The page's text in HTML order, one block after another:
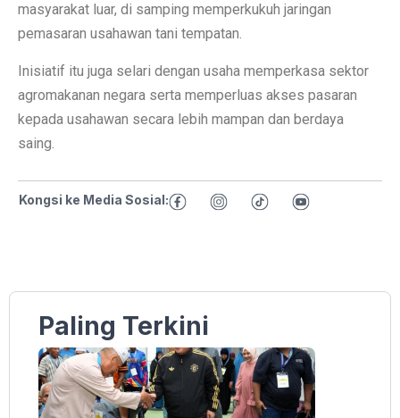
masyarakat luar, di samping memperkukuh jaringan
pemasaran usahawan tani tempatan.
Inisiatif itu juga selari dengan usaha memperkasa sektor
agromakanan negara serta memperluas akses pasaran
kepada usahawan secara lebih mampan dan berdaya
saing.
Kongsi ke Media Sosial:
Paling Terkini